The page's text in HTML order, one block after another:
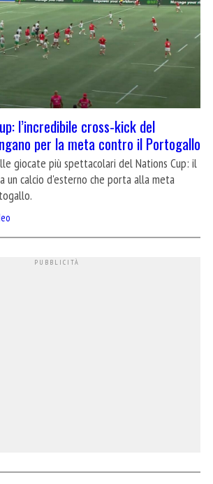
l’incredibile cross-kick del
per la meta contro il Portogallo
giocate più spettacolari del Nations Cup: il
un calcio d'esterno che porta alla meta